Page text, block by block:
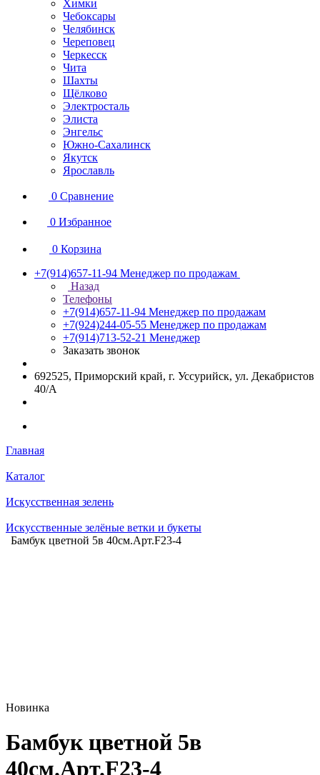
Химки
Чебоксары
Челябинск
Череповец
Черкесск
Чита
Шахты
Щёлково
Электросталь
Элиста
Энгельс
Южно-Сахалинск
Якутск
Ярославль
0 Сравнение
0 Избранное
0 Корзина
+7(914)657-11-94 Менеджер по продажам
Назад
Телефоны
+7(914)657-11-94 Менеджер по продажам
+7(924)244-05-55 Менеджер по продажам
+7(914)713-52-21 Менеджер
Заказать звонок
692525, Приморский край, г. Уссурийск, ул. Декабристов
40/А
Главная
Каталог
Искусственная зелень
Искусственные зелёные ветки и букеты
Бамбук цветной 5в 40см.Арт.F23-4
Новинка
Бамбук цветной 5в
40см.Арт.F23-4